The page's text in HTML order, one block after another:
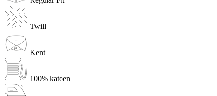
Twill
Kent
100% katoen